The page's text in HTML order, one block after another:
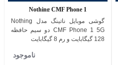
Nothing CMF Phone 1
گوشی موبایل ناتینگ مدل Nothing
CMF Phone 1 5G دو سیم حافظه
128 گیگابایت و رم 8 گیگابایت
ناموجود